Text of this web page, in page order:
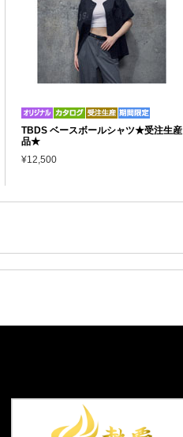
TBDS ベースボールシャツ★受注生産
品★
¥12,500